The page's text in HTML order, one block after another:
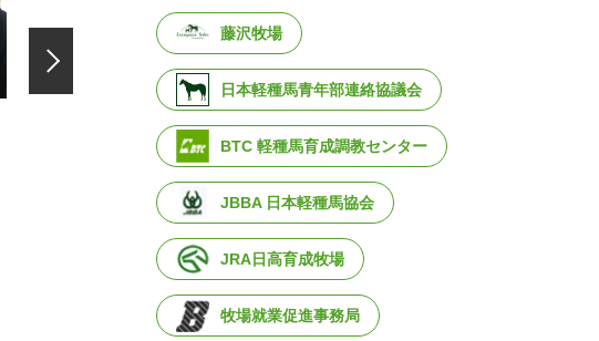
優駿のふるさとは未来へ 第４弾
牧場就業促進事務局
藤沢牧場
日本軽種馬青年部連絡協議会
BTC 軽種馬育成調教センター
JBBA 日本軽種馬協会
JRA日高育成牧場
牧場就業促進事務局